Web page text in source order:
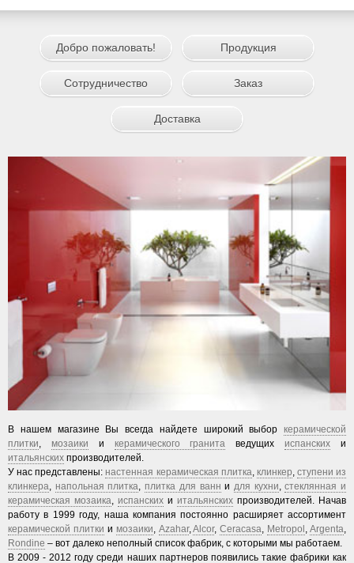
Добро пожаловать! Продукция
Сотрудничество Заказ
Доставка
В нашем магазине Вы всегда найдете широкий выбор керамической
плитки, мозаики и керамического гранита ведущих испанских и
итальянских производителей.
У нас представлены: настенная керамическая плитка, клинкер, ступени из
клинкера, напольная плитка, плитка для ванн и для кухни,стеклянная и
керамическая мозаика, испанских и итальянских производителей. Начав
работу в 1999 году, наша компания постоянно расширяет ассортимент
керамической плитки и мозаики, Azahar,Alcor,Ceracasa, Metropol , Argenta,
Rondine – вот далеко неполный список фабрик, с которыми мы работаем.
В 2009 - 2012 году среди наших партнеров появились такие фабрики как